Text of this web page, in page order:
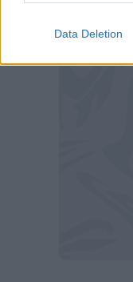
Data Deletion